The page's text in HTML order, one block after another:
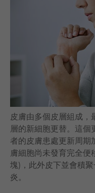
卓健
皮膚由多個皮層組成，
層的新細胞更替。這個
者的皮膚患處更新周期
膚細胞尚未發育完全便
塊)，此外皮下並會積
炎。